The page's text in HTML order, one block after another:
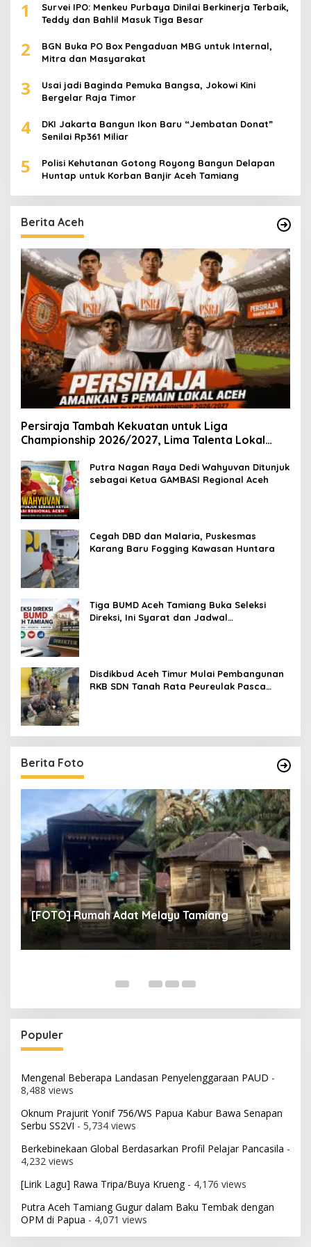
1
Survei IPO: Menkeu Purbaya Dinilai Berkinerja Terbaik,
Teddy dan Bahlil Masuk Tiga Besar
2
BGN Buka PO Box Pengaduan MBG untuk Internal,
Mitra dan Masyarakat
3
Usai jadi Baginda Pemuka Bangsa, Jokowi Kini
Bergelar Raja Timor
4
DKI Jakarta Bangun Ikon Baru “Jembatan Donat”
Senilai Rp361 Miliar
5
Polisi Kehutanan Gotong Royong Bangun Delapan
Huntap untuk Korban Banjir Aceh Tamiang
Berita Aceh
Persiraja Tambah Kekuatan untuk Liga
Championship 2026/2027, Lima Talenta Lokal
Putra Nagan Raya Dedi Wahyuvan Ditunjuk
sebagai Ketua GAMBASI Regional Aceh
Cegah DBD dan Malaria, Puskesmas
Karang Baru Fogging Kawasan Huntara
Tiga BUMD Aceh Tamiang Buka Seleksi
Direksi, Ini Syarat dan Jadwal
Disdikbud Aceh Timur Mulai Pembangunan
RKB SDN Tanah Rata Peureulak Pasca
Berita Foto
[FOTO] Rumah Adat Melayu Tamiang
Populer
Mengenal Beberapa Landasan Penyelenggaraan PAUD -
8,488 views
Oknum Prajurit Yonif 756/WS Papua Kabur Bawa Senapan
Serbu SS2VI - 5,734 views
Berkebinekaan Global Berdasarkan Profil Pelajar Pancasila -
4,232 views
[Lirik Lagu] Rawa Tripa/Buya Krueng- 4,176 views
Putra Aceh Tamiang Gugur dalam Baku Tembak dengan
OPM di Papua - 4,071 views